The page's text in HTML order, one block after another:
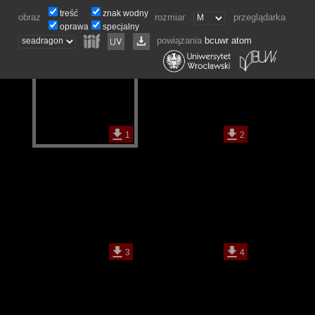
obraz
treść
oprawa
znak wodny
specjalny
rozmiar przeglądarka
powiązania bcuwr atom
1 2
3 4